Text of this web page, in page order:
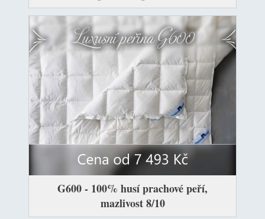
G600 - 100% husí prachové peří,
mazlivost 8/10